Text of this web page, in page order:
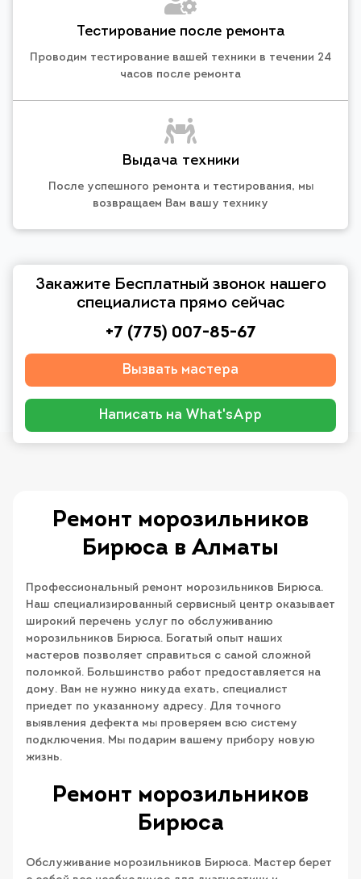
Тестирование после ремонта
Проводим тестирование вашей техники в течении 24
часов после ремонта
Выдача техники
После успешного ремонта и тестирования, мы
возвращаем Вам вашу технику
Закажите Бесплатный звонок нашего
специалиста прямо сейчас
+7 (775) 007-85-67
Вызвать мастера
Написать на What'sApp
Ремонт морозильников
Бирюса в Алматы
Профессиональный ремонт морозильников Бирюса.
Наш специализированный сервисный центр оказывает
широкий перечень услуг по обслуживанию
морозильников Бирюса. Богатый опыт наших
мастеров позволяет справиться с самой сложной
поломкой. Большинство работ предоставляется на
дому. Вам не нужно никуда ехать, специалист
приедет по указанному адресу. Для точного
выявления дефекта мы проверяем всю систему
подключения. Мы подарим вашему прибору новую
жизнь.
Ремонт морозильников
Бирюса
Обслуживание морозильников Бирюса. Мастер берет